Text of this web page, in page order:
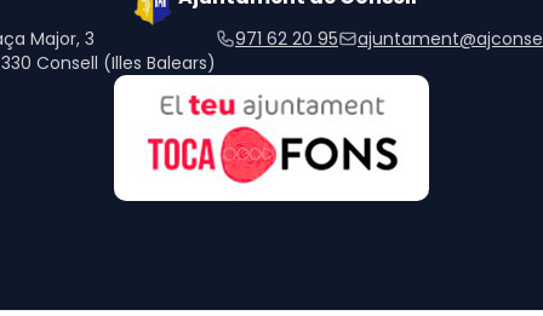
Major, 3
Consell (Illes Balears)
971 62 20 95